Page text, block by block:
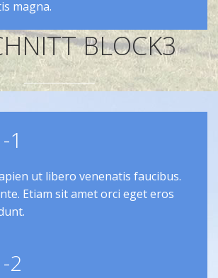
magna.
BLOCK3
1
ut libero venenatis faucibus.
Etiam sit amet orci eget eros
2